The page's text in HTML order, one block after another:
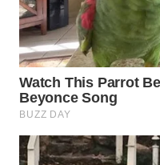
WN
NATUNA
WN
BINTAN
WN
MANDALIKA